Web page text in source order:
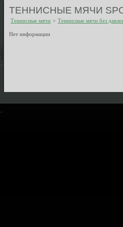
ТЕННИСНЫЕ МЯЧИ
Теннисные мячи > Теннисные мячи без
Нет информации